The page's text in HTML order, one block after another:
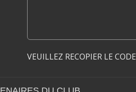
VEUILLEZ RECOPIER LE CODE